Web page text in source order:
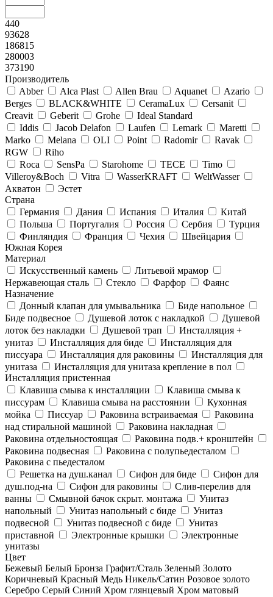
440
93628
186815
280003
373190
Производитель
Abber
Alca Plast Allen Brau Aquanet
Azario
Berges
BLACK&WHITE CeramaLux
Cersanit
Creavit
Geberit Grohe
Ideal Standard
Iddis
Jacob Delafon Laufen Lemark
Maretti
Marko
Melana OLI Point Radomir
Ravak
RGW
Riho
Roca
SensPa Starohome TECE
Timo
Villeroy&Boсh
Vitra WasserKRAFT
WeltWasser
Акватон
Эстет
Страна
Германия
Дания Испания Италия
Китай
Польша
Португалия Россия Сербия
Турция
Финляндия
Франция Чехия
Швейцария
Южная Корея
Материал
Искусственный камень
Литьевой мрамор
Нержавеющая сталь
Стекло Фарфор
Фаянс
Назначение
Донный клапан для умывальника
Биде напольное
Биде подвесное
Душевой лоток с накладкой
Душевой
лоток без накладки
Душевой трап
Инсталляция +
унитаз
Инсталляция для биде
Инсталляция для
писсуара
Инсталляция для раковины
Инсталляция для
унитаза
Инсталляция для унитаза крепление в пол
Инсталляция пристенная
Клавиша смыва к инсталляции
Клавиша смыва к
писсурам
Клавиша смыва на расстоянии
Кухонная
мойка
Писсуар Раковина встраиваемая
Раковина
над стиральной машиной
Раковина накладная
Раковина отдельностоящая
Раковина подв.+ кронштейн
Раковина подвесная
Раковина с полупьедесталом
Раковина с пьедесталом
Решетка на душ.канал
Сифон для биде
Сифон для
душ.под-на
Сифон для раковины
Слив-перелив для
ванны
Смывной бачок скрыт. монтажа
Унитаз
напольный
Унитаз напольный с биде
Унитаз
подвесной
Унитаз подвесной с биде
Унитаз
приставной
Электронные крышки
Электронные
унитазы
Цвет
Бежевый Белый Бронза Графит/Сталь Зеленый Золото
Коричневый Красный Медь Никель/Сатин Розовое золото
Серебро Серый Синий Хром глянцевый Хром матовый